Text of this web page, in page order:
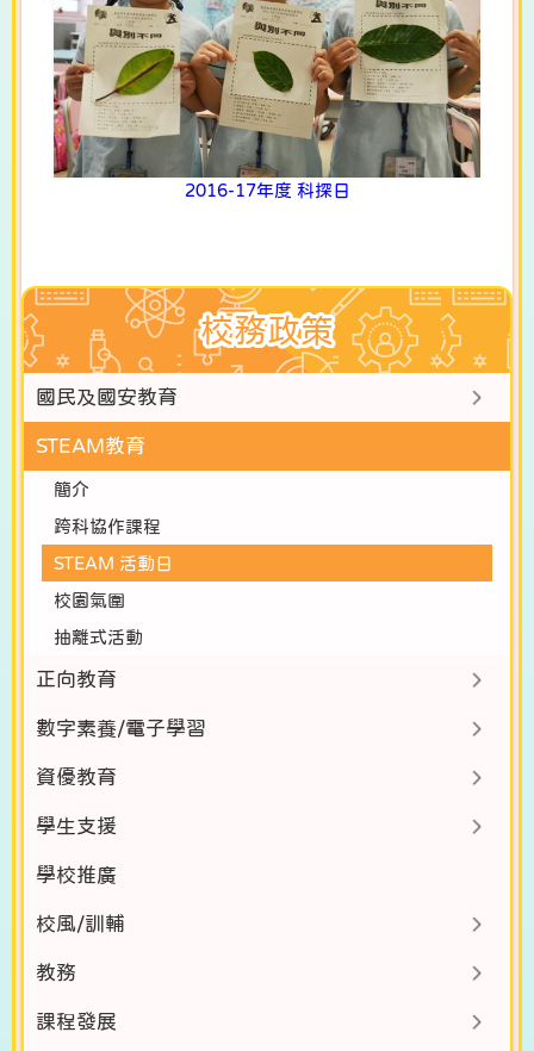
2016-17年度 科探日
校務政策
國民及國安教育
STEAM教育
簡介
跨科協作課程
STEAM 活動日
校園氣圍
抽離式活動
正向教育
數字素養/電子學習
資優教育
學生支援
學校推廣
校風/訓輔
教務
課程發展